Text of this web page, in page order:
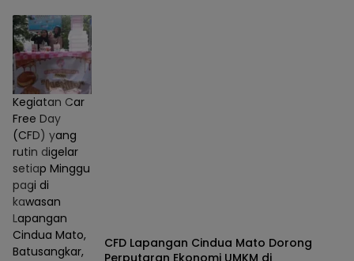
Kegiatan Car
Free Day
(CFD) yang
rutin digelar
setiap Minggu
pagi di
kawasan
Lapangan
Cindua Mato,
Batusangkar,
CFD Lapangan Cindua Mato Dorong
Perputaran Ekonomi UMKM di